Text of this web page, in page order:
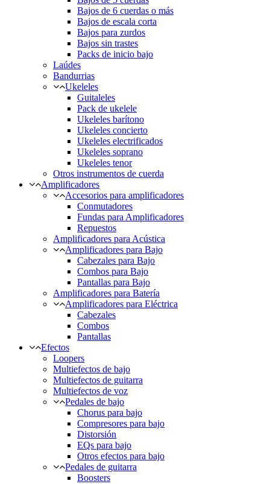
Bajos de 6 cuerdas o más
Bajos de escala corta
Bajos para zurdos
Bajos sin trastes
Packs de inicio bajo
Laúdes
Bandurrias
Ukeleles
Guitaleles
Pack de ukelele
Ukeleles barítono
Ukeleles concierto
Ukeleles electrificados
Ukeleles soprano
Ukeleles tenor
Otros instrumentos de cuerda
Amplificadores
Accesorios para amplificadores
Conmutadores
Fundas para Amplificadores
Repuestos
Amplificadores para Acústica
Amplificadores para Bajo
Cabezales para Bajo
Combos para Bajo
Pantallas para Bajo
Amplificadores para Batería
Amplificadores para Eléctrica
Cabezales
Combos
Pantallas
Efectos
Loopers
Multiefectos de bajo
Multiefectos de guitarra
Multiefectos de voz
Pedales de bajo
Chorus para bajo
Compresores para bajo
Distorsión
EQs para bajo
Otros efectos para bajo
Pedales de guitarra
Boosters